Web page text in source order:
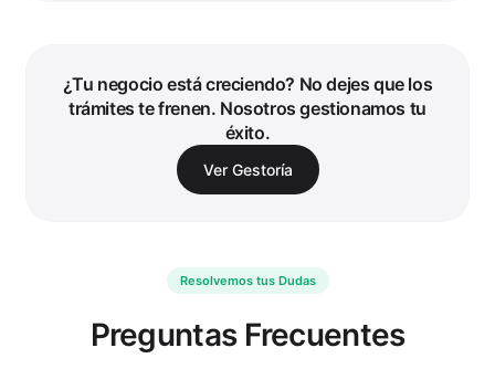
¿Tu negocio está creciendo? No dejes que los
trámites te frenen. Nosotros gestionamos tu
éxito.
Ver Gestoría
Resolvemos tus Dudas
Preguntas Frecuentes